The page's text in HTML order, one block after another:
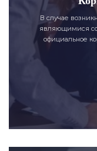
В случае
являющимися
официальное